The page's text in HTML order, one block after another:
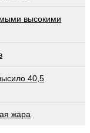
высокими
40,5
жара